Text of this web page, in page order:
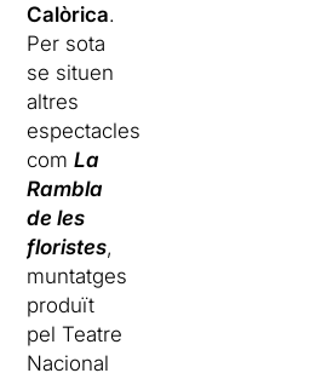
Calòrica.
Per sota
se situen
altres
espectacles
comLa
Rambla
de les
floristes,
muntatges
produït
pel Teatre
Nacional